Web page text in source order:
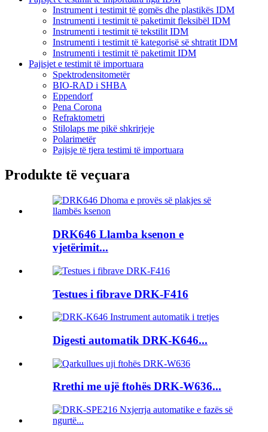
Instrument i testimit të gomës dhe plastikës IDM
Instrumenti i testimit të paketimit fleksibël IDM
Instrumenti i testimit të tekstilit IDM
Instrumenti i testimit të kategorisë së shtratit IDM
Instrumenti i testimit të paketimit IDM
Pajisjet e testimit të importuara
Spektrodensitometër
BIO-RAD i SHBA
Eppendorf
Pena Corona
Refraktometri
Stilolaps me pikë shkrirjeje
Polarimetër
Pajisje të tjera testimi të importuara
Produkte të veçuara
DRK646 Llamba ksenon e
vjetërimit...
Testues i fibrave DRK-F416
Digesti automatik DRK-K646...
Rrethi me ujë ftohës DRK-W636...